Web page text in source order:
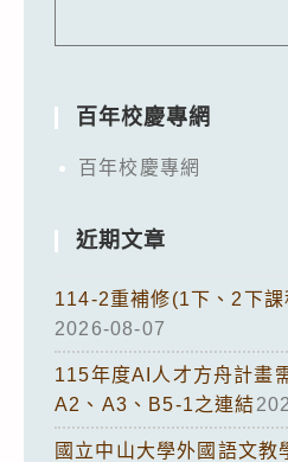
百年校慶專網
百年校慶專網
近期文章
114-2重補修(1下、2下
2026-08-07
115年度AI人才方舟計畫
A2、A3、B5-1之連結
國立中山大學外國語文